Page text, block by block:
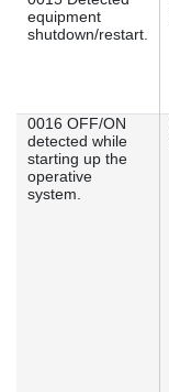
equipment
shutdown/restart.
0016 OFF/ON
detected while
starting up the
operative
system.